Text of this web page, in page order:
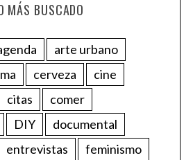
MÁS BUSCADO
arte urbano
cerveza
cine
citas
comer
DIY
documental
entrevistas
feminismo